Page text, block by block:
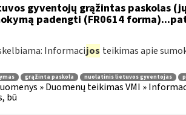
gyventojų grąžintas paskolas
padengti (FR0614
Informacijos teikimas apie
grąžinta paskola nuolatinis lietuvos gyventojas
» Duomenų teikimas VMI »
bū